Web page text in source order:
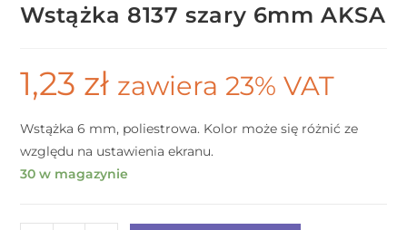
Wstążka 8137 szary 6mm AKSA
1,23 zł zawiera 23% VAT
Wstążka 6 mm, poliestrowa. Kolor może się różnić ze
względu na ustawienia ekranu.
30 w magazynie